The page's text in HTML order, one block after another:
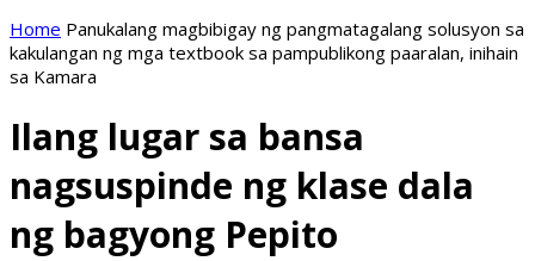
Home Panukalang magbibigay ng pangmatagalang solusyon sa
kakulangan ng mga textbook sa pampublikong paaralan, inihain
sa Kamara
Ilang lugar sa bansa
nagsuspinde ng klase dala
ng bagyong Pepito